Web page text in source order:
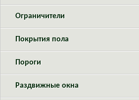
Ограничители
Покрытия пола
Пороги
Раздвижные окна